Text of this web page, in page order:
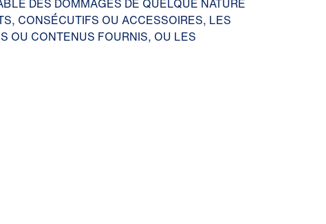
DES DOMMAGES DE QUELQUE NATURE
CONSÉCUTIFS OU ACCESSOIRES, LES
OU CONTENUS FOURNIS, OU LES